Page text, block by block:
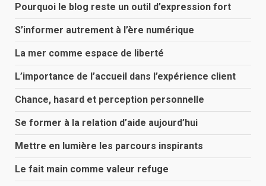
Pourquoi le blog reste un outil d’expression fort
S’informer autrement à l’ère numérique
La mer comme espace de liberté
L’importance de l’accueil dans l’expérience client
Chance, hasard et perception personnelle
Se former à la relation d’aide aujourd’hui
Mettre en lumière les parcours inspirants
Le fait main comme valeur refuge